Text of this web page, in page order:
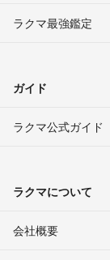
ラクマ最強鑑定
ガイド
ラクマ公式ガイド
ラクマについて
会社概要